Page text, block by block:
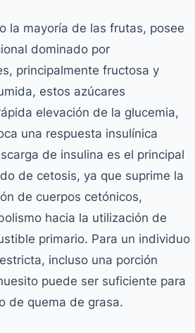
la mayoría de las frutas, posee
dominado por
principalmente fructosa y
estos azúcares
elevación de la glucemia,
una respuesta insulínica
de insulina es el principal
de cetosis, ya que suprime la
de cuerpos cetónicos,
hacia la utilización de
primario. Para un individuo
incluso una porción
puede ser suficiente para
de quema de grasa.